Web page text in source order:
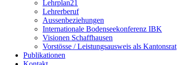
Lehrplan21
Lehrerberuf
Aussenbeziehungen
Internationale Bodenseekonferenz IBK
Visionen Schaffhausen
Vorstösse / Leistungsausweis als Kantonsrat
Publikationen